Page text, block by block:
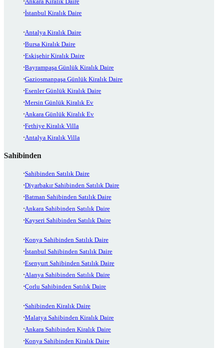
İstanbul Kiralık Daire
Antalya Kiralık Daire
Bursa Kiralık Daire
Eskişehir Kiralık Daire
Bayrampaşa Günlük Kiralık Daire
Gaziosmanpaşa Günlük Kiralık Daire
Esenler Günlük Kiralık Daire
Mersin Günlük Kiralık Ev
Ankara Günlük Kiralık Ev
Fethiye Kiralık Villa
Antalya Kiralık Villa
Sahibinden
Sahibinden Satılık Daire
Diyarbakır Sahibinden Satılık Daire
Batman Sahibinden Satılık Daire
Ankara Sahibinden Satılık Daire
Kayseri Sahibinden Satılık Daire
Konya Sahibinden Satılık Daire
İstanbul Sahibinden Satılık Daire
Esenyurt Sahibinden Satılık Daire
Alanya Sahibinden Satılık Daire
Çorlu Sahibinden Satılık Daire
Sahibinden Kiralık Daire
Malatya Sahibinden Kiralık Daire
Ankara Sahibinden Kiralık Daire
Konya Sahibinden Kiralık Daire